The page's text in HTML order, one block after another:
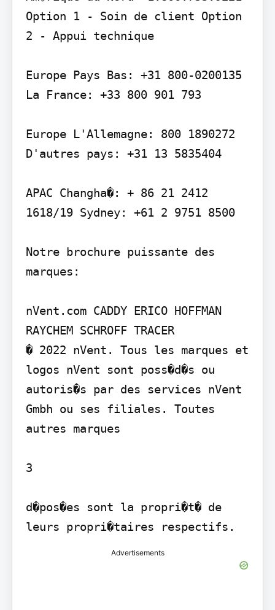
Option 1 - Soin de client Option
2 - Appui technique
Europe Pays Bas: +31 800-0200135
La France: +33 800 901 793
Europe L'Allemagne: 800 1890272
D'autres pays: +31 13 5835404
APAC Changha�: + 86 21 2412
1618/19 Sydney: +61 2 9751 8500
Notre brochure puissante des
marques:
nVent.com CADDY ERICO HOFFMAN
RAYCHEM SCHROFF TRACER
� 2022 nVent. Tous les marques et
logos nVent sont poss�d�s ou
autoris�s par des services nVent
Gmbh ou ses filiales. Toutes
autres marques
3
d�pos�es sont la propri�t� de
leurs propri�taires respectifs.
Advertisements